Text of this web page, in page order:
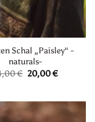
Schal „Paisley“ -
naturals-
€ Ursprünglicher
Preis
20,00€Aktueller